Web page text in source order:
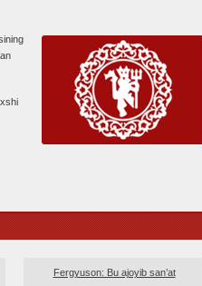
Fergyuson: Bu ajoyib san’at